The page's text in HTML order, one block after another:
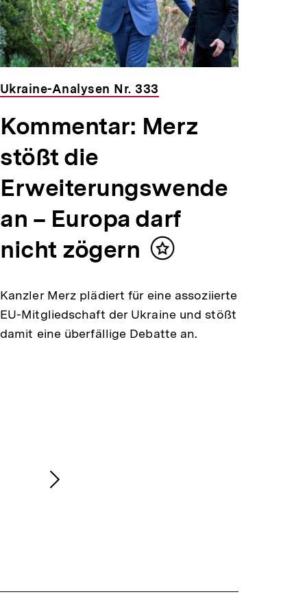
Ukraine-Analysen Nr. 333
Kommentar: Merz
stößt die
Erweiterungswende
an – Europa darf
nicht zögern
Inhalt
Kanzler Merz plädiert für eine assoziierte
EU-Mitgliedschaft der Ukraine und stößt
damit eine überfällige Debatte an.
Nächsten